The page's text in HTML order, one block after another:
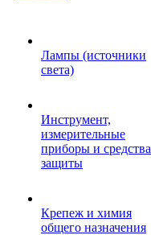
Лампы (источники
света)
Инструмент,
измерительные
приборы и средства
защиты
Крепеж и химия
общего назначения